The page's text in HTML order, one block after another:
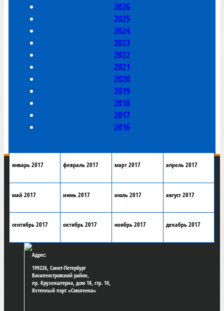
2026
2025
2024
2023
2022
2021
2020
2019
2018
2017
2016
январь 2017 февраль 2017 март 2017 апрель 2017
май 2017 июнь 2017 июль 2017 август 2017
сентябрь 2017 октябрь 2017 ноябрь 2017 декабрь 2017
Адрес:
199226, Санкт-Петербург
Василеостровский район,
пр. Крузенштерна, дом 18, стр. 10,
Яхтенный порт «Смоленка»